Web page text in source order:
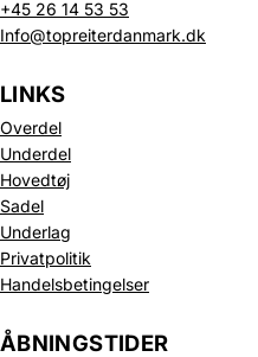
+45 26 14 53 53
Info@topreiterdanmark.dk
LINKS
Overdel
Underdel
Hovedtøj
Sadel
Underlag
Privatpolitik
Handelsbetingelser
ÅBNINGSTIDER
Politik om beskyttelse af persondata
Refusionspolitik
Leveringspolitik